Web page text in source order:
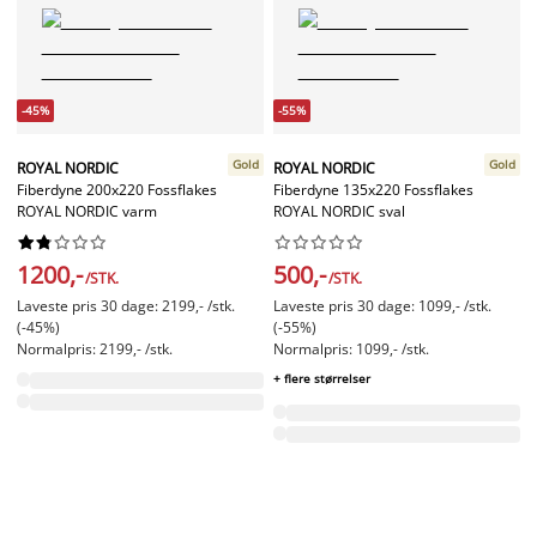
-45%
ROYAL NORDIC
Fiberdyne 200x220 Fossflakes
ROYAL NORDIC varm
Gold






1200,-/STK.
Laveste pris 30 dage: 2199,- /stk.
(-45%)
Normalpris: 2199,- /stk.
-55%
ROYAL NORDIC
Fiberdyne 135x220 Fossflakes
ROYAL NORDIC sval
Gold






500,-/STK.
Laveste pris 30 dage: 1099,- /stk.
(-55%)
Normalpris: 1099,- /stk.
+ flere størrelser